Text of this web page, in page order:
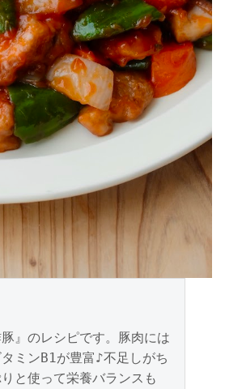
豚』のレシピです。豚肉には
ミンB1が豊富♪不足しがち
と使って栄養バランスも